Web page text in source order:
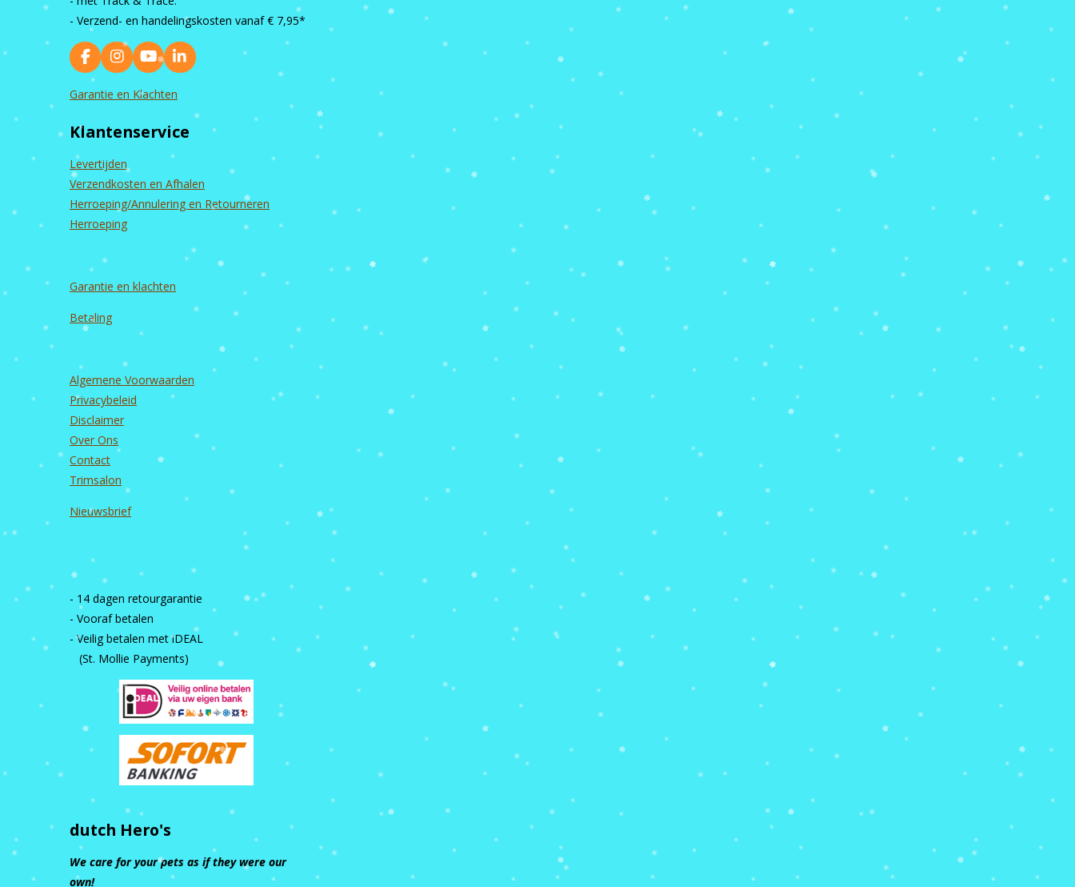
- Verzend- en handelingskosten vanaf € 7,95*
F
a
c
o
k
I
n
s
g
a
m
Y
o
u
b
L
i
d
Garantie en Klachten
Klantenservice
Levertijden
Verzendkosten en Afhalen
Herroeping/Annulering en Retourneren
Herroeping
Garantie en klachten
Betaling
Algemene Voorwaarden
Privacybeleid
Disclaimer
Over Ons
Contact
Trimsalon
Nieuwsbrief
- 14 dagen retourgarantie
- Vooraf betalen
- Veilig betalen met iDEAL
(St. Mollie Payments)
dutch Hero's
We care for your pets as if they were our
own!